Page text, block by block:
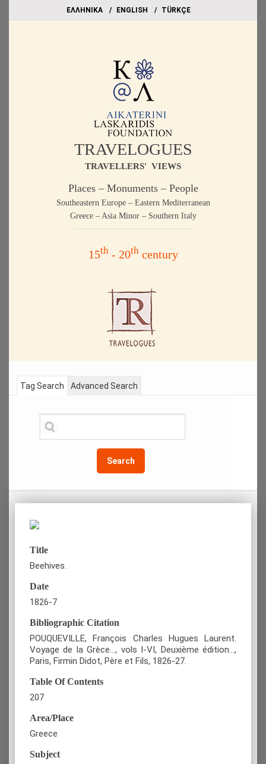
EΛΛΗΝΙΚΑ ΕΝGLISH TÜRKÇE
TRAVELOGUES
TRAVELLERS' VIEWS
Places – Monuments – People
Southeastern Europe – Eastern Mediterranean
Greece – Asia Minor – Southern Italy
15th- 20thcentury
Tag Search
Search
Advanced Search
Title
Beehives.
Date
1826-7
Bibliographic Citation
POUQUEVILLE, François Charles Hugues Laurent.
Voyage de la Grèce…, vols I-VI, Deuxième édition...,
Paris, Firmin Didot, Père et Fils, 1826-27.
Table Of Contents
207
Area/Place
Greece
Subject